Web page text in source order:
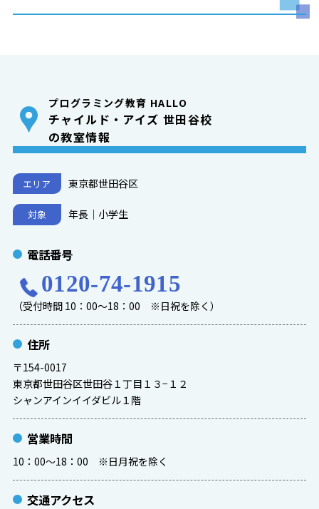
プログラミング教育 HALLO
チャイルド・アイズ 世田谷校
の教室情報
エリア 東京都世田谷区
対象 年長｜小学生
電話番号
0120-74-1915
（受付時間 10：00～18：00 ※日祝を除く）
住所
〒154-0017
東京都世田谷区世田谷１丁目１３−１２
シャンアインイイダビル１階
営業時間
10：00～18：00 ※日月祝を除く
交通アクセス